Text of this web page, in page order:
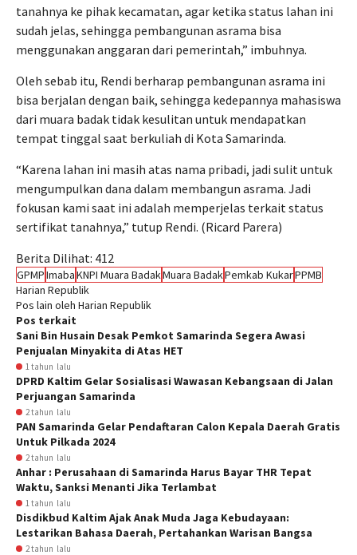
tanahnya ke pihak kecamatan, agar ketika status lahan ini
sudah jelas, sehingga pembangunan asrama bisa
menggunakan anggaran dari pemerintah,” imbuhnya.
Oleh sebab itu, Rendi berharap pembangunan asrama ini
bisa berjalan dengan baik, sehingga kedepannya mahasiswa
dari muara badak tidak kesulitan untuk mendapatkan
tempat tinggal saat berkuliah di Kota Samarinda.
“Karena lahan ini masih atas nama pribadi, jadi sulit untuk
mengumpulkan dana dalam membangun asrama. Jadi
fokusan kami saat ini adalah memperjelas terkait status
sertifikat tanahnya,” tutup Rendi. (Ricard Parera)
Berita Dilihat: 412
GPMPImabaKNPI Muara BadakMuara BadakPemkab KukarPPMB
Harian Republik
Pos lain oleh Harian Republik
Pos terkait
Sani Bin Husain Desak Pemkot Samarinda Segera Awasi
Penjualan Minyakita di Atas HET
1 tahun lalu
DPRD Kaltim Gelar Sosialisasi Wawasan Kebangsaan di Jalan
Perjuangan Samarinda
2 tahun lalu
PAN Samarinda Gelar Pendaftaran Calon Kepala Daerah Gratis
Untuk Pilkada 2024
2 tahun lalu
Anhar : Perusahaan di Samarinda Harus Bayar THR Tepat
Waktu, Sanksi Menanti Jika Terlambat
1 tahun lalu
Disdikbud Kaltim Ajak Anak Muda Jaga Kebudayaan:
Lestarikan Bahasa Daerah, Pertahankan Warisan Bangsa
2 tahun lalu